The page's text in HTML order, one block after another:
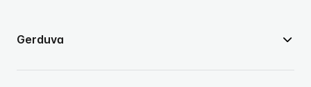
Gerduva